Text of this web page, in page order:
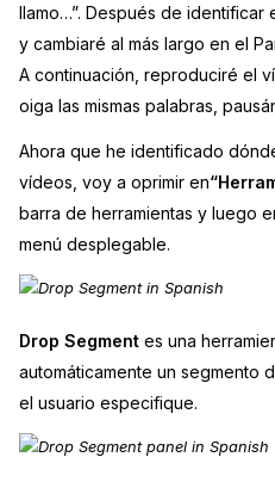
llamo…”. Después de
y cambiaré al más largo en el
A continuación, reproduciré el
oiga las mismas palabras,
Ahora que he identificado
vídeos, voy a oprimir en
barra de herramientas y luego
menú desplegable.
Drop Segment es una
automáticamente un segmento
el usuario especifique.